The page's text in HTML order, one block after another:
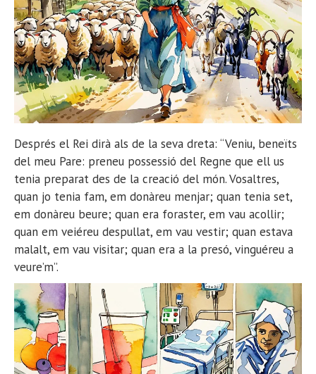
Després el Rei dirà als de la seva dreta: “Veniu, beneïts
del meu Pare: preneu possessió del Regne que ell us
tenia preparat des de la creació del món. Vosaltres,
quan jo tenia fam, em donàreu menjar; quan tenia set,
em donàreu beure; quan era foraster, em vau acollir;
quan em veiéreu despullat, em vau vestir; quan estava
malalt, em vau visitar; quan era a la presó, vinguéreu a
veure’m”.